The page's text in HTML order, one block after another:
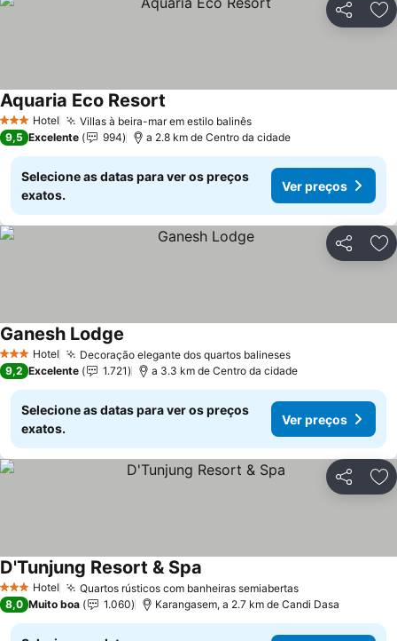
Partilhar
3 EstrelasHotel Villas à beira-mar em estilo balinês
Aquaria Eco Resort
9,5 Excelente 994 a 2.8 km de Centro da cidade
Selecione as datas para ver os preços
exatos.
Ver preços
Partilhar
3 EstrelasHotel Decoração elegante dos quartos balineses
Ganesh Lodge
9,2 Excelente 1.721 a 3.3 km de Centro da cidade
Selecione as datas para ver os preços
exatos.
Ver preços
Partilhar
3 EstrelasHotel Quartos rústicos com banheiras semiabertas
D'Tunjung Resort & Spa
8,0 Muito boa 1.060 Karangasem, a 2.7 km de Candi Dasa